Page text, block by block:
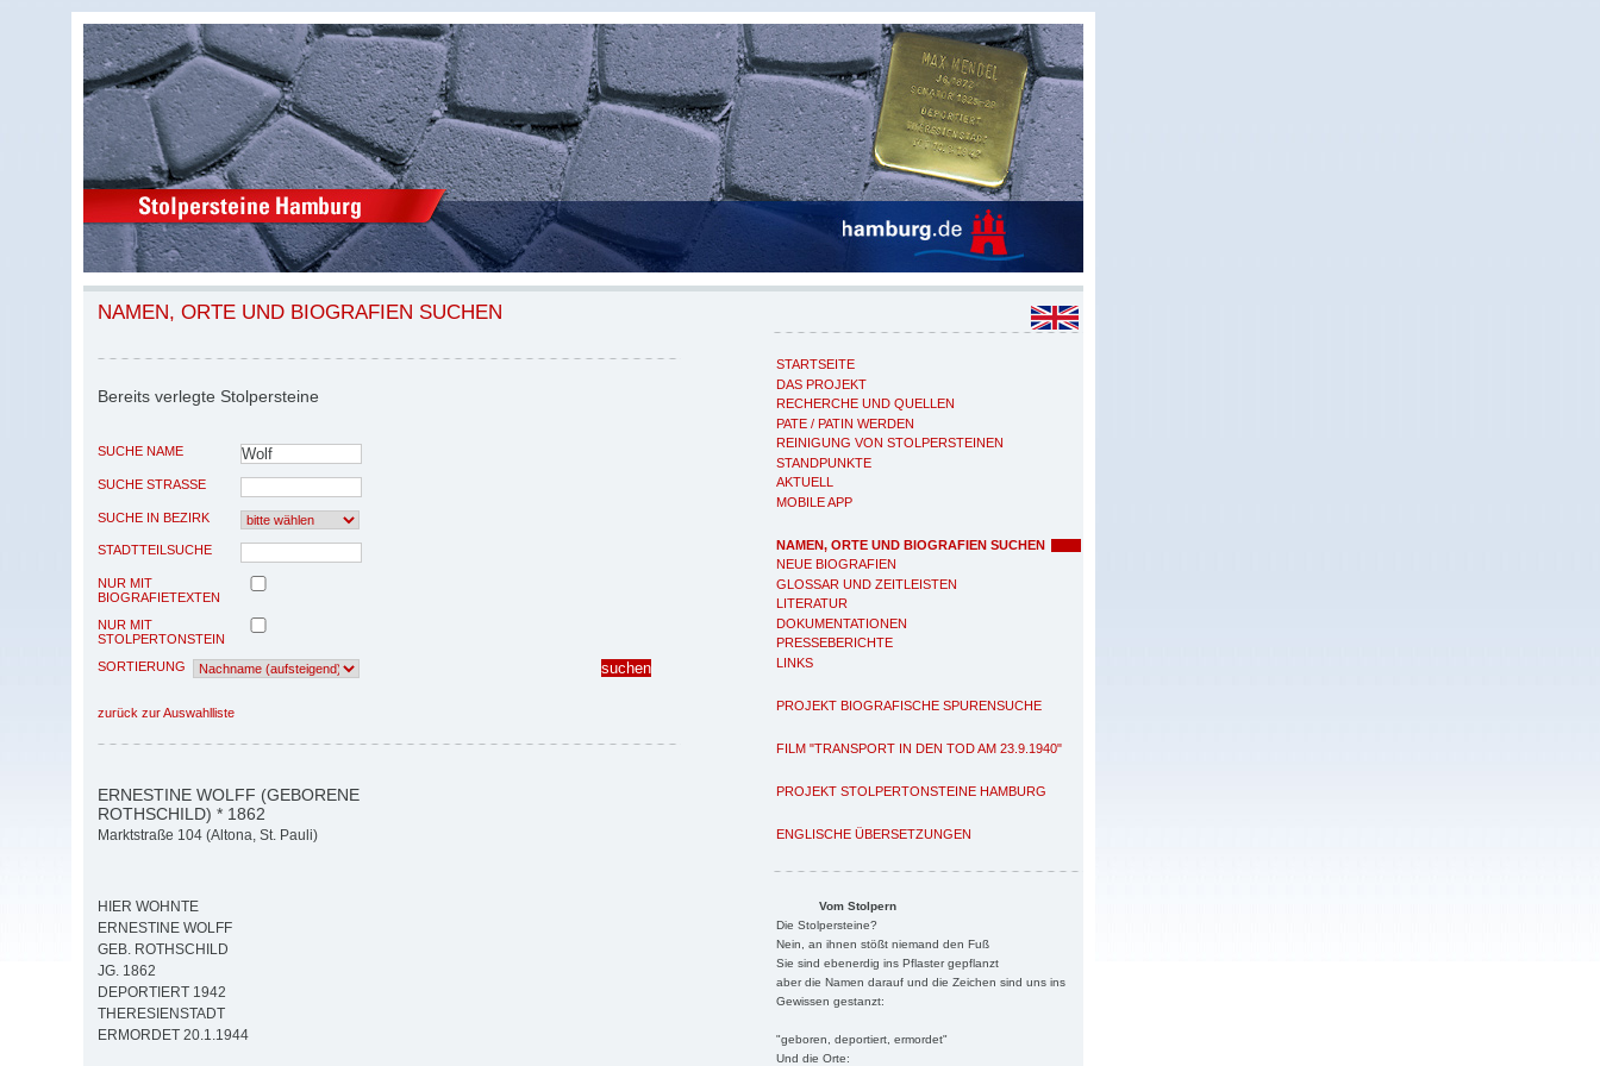
STARTSEITE
DAS PROJEKT
RECHERCHE UND QUELLEN
PATE / PATIN WERDEN
REINIGUNG VON STOLPERSTEINEN
STANDPUNKTE
AKTUELL
MOBILE APP
NAMEN, ORTE UND BIOGRAFIEN SUCHEN
NEUE BIOGRAFIEN
GLOSSAR UND ZEITLEISTEN
LITERATUR
DOKUMENTATIONEN
PRESSEBERICHTE
LINKS
PROJEKT BIOGRAFISCHE SPURENSUCHE
FILM "TRANSPORT IN DEN TOD AM 23.9.1940"
PROJEKT STOLPERTONSTEINE HAMBURG
ENGLISCHE ÜBERSETZUNGEN
Vom Stolpern
Die Stolpersteine?
Nein, an ihnen stößt niemand den Fuß
Sie sind ebenerdig ins Pflaster gepflanzt
aber die Namen darauf und die Zeichen sind uns ins
Gewissen gestanzt:
"geboren, deportiert, ermordet"
Und die Orte:
NAMEN, ORTE UND BIOGRAFIEN SUCHEN
Bereits verlegte Stolpersteine
SUCHE NAME
SUCHE STRASSE
SUCHE IN BEZIRK
STADTTEILSUCHE
NUR MIT
BIOGRAFIETEXTEN
NUR MIT
STOLPERTONSTEIN
SORTIERUNG
zurück zur Auswahlliste
ERNESTINE WOLFF (GEBORENE
ROTHSCHILD) * 1862
Marktstraße 104 (Altona, St. Pauli)
HIER WOHNTE
ERNESTINE WOLFF
GEB. ROTHSCHILD
JG. 1862
DEPORTIERT 1942
THERESIENSTADT
ERMORDET 20.1.1944